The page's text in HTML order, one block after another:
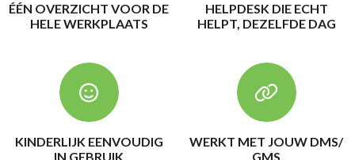
ÉÉN OVERZICHT VOOR DE
HELE WERKPLAATS
HELPDESK DIE ECHT
HELPT, DEZELFDE DAG
KINDERLIJK EENVOUDIG
IN GEBRUIK
WERKT MET JOUW DMS/
GMS